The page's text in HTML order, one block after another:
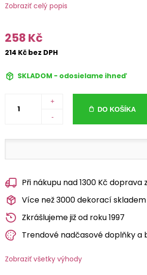
Zobraziť celý popis
258 Kč
214 Kč bez DPH
SKLADOM - odosielame ihneď
+
-
DO KOŠÍKA
Při nákupu nad 1300 Kč doprava
Více než 3000 dekorací skladem
Zkrášlujeme již od roku 1997
Trendové nadčasové doplňky a
Zobraziť všetky výhody